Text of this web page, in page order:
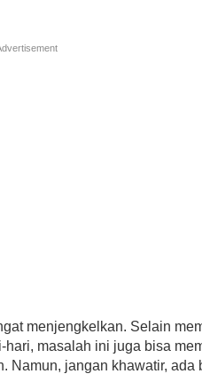
menjengkelkan. Selain
masalah ini juga bisa
Namun, jangan khawatir, ada